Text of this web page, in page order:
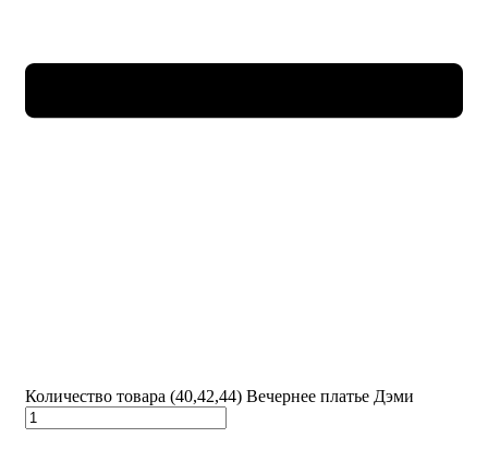
Количество товара (40,42,44) Вечернее платье Дэми